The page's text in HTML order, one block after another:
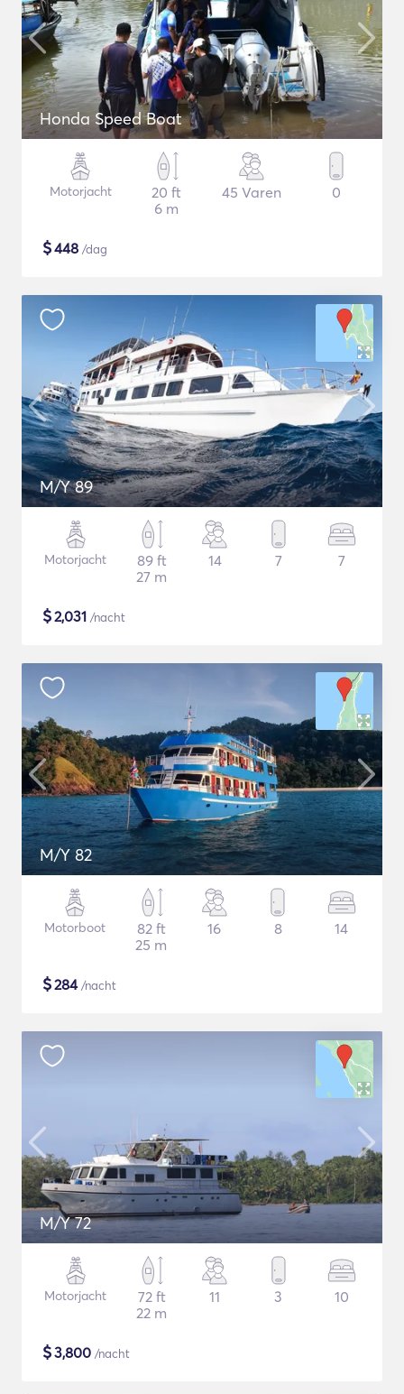
Honda Speed Boat
Motorjacht
20 ft
6 m
45 Varen 0
$448 /dag
M/Y 89
Motorjacht
89 ft
27 m
14 7 7
$2,031 /nacht
M/Y 82
Motorboot
82 ft
25 m
16 8 14
$284/nacht
M/Y 72
Motorjacht
72 ft
22 m
11 3 10
$3,800 /nacht